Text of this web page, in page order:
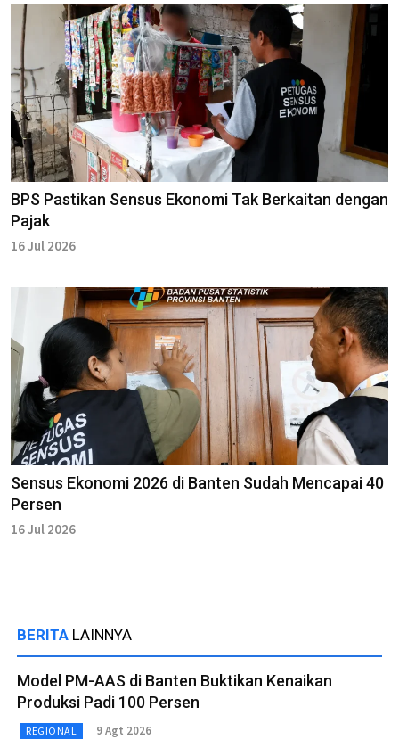
BPS Pastikan Sensus Ekonomi Tak Berkaitan dengan
Pajak
16 Jul 2026
Sensus Ekonomi 2026 di Banten Sudah Mencapai 40
Persen
16 Jul 2026
BERITA LAINNYA
Model PM-AAS di Banten Buktikan Kenaikan
Produksi Padi 100 Persen
REGIONAL 9 Agt 2026